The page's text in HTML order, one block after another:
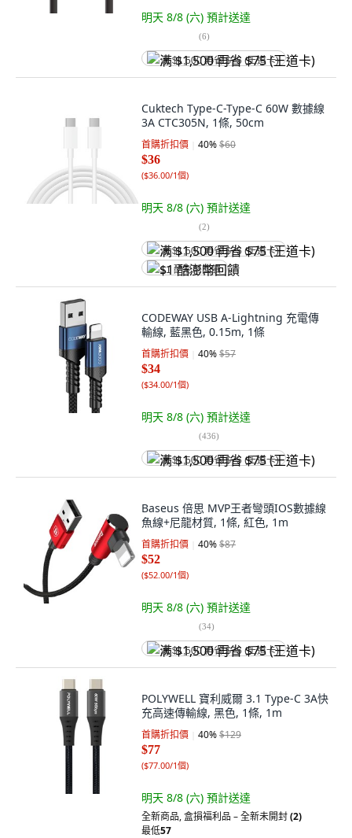
明天 8/8 (六) 預計送達
(6)
满 $1,500 再省 $75 (王道卡)
Cuktech Type-C-Type-C 60W 數據線
3A CTC305N, 1條, 50cm
首購折扣價 40%$60
$36
($36.00/1個)
明天 8/8 (六) 預計送達
(2)
满 $1,500 再省 $75 (王道卡)
$1 酷澎幣回饋
CODEWAY USB A-Lightning 充電傳
輸線, 藍黑色, 0.15m, 1條
首購折扣價 40%$57
$34
($34.00/1個)
明天 8/8 (六) 預計送達
(436)
满 $1,500 再省 $75 (王道卡)
Baseus 倍思 MVP王者彎頭IOS數據線
魚線+尼龍材質, 1條, 紅色, 1m
首購折扣價 40%$87
$52
($52.00/1個)
明天 8/8 (六) 預計送達
(34)
满 $1,500 再省 $75 (王道卡)
POLYWELL 寶利威爾 3.1 Type-C 3A快
充高速傳輸線, 黑色, 1條, 1m
首購折扣價 40%$129
$77
($77.00/1個)
明天 8/8 (六) 預計送達
全新商品,盒損福利品 – 全新未開封(2)
最低57